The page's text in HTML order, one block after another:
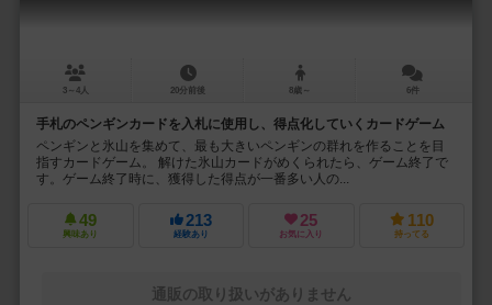
3～4人 20分前後 8歳～ 6件
手札のペンギンカードを入札に使用し、得点化していくカードゲーム
ペンギンと氷山を集めて、最も大きいペンギンの群れを作ることを目
指すカードゲーム。 解けた氷山カードがめくられたら、ゲーム終了で
す。ゲーム終了時に、獲得した得点が一番多い人の...
49
興味あり
213
経験あり
25
お気に入り
110
持ってる
通販の取り扱いがありません